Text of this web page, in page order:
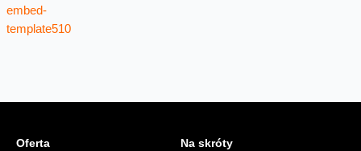
Oferta Na skróty